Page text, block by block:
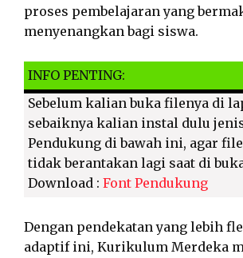
proses pembelajaran yang
menyenangkan bagi siswa.
INFO PENTING:
Sebelum kalian buka filenya di
sebaiknya kalian instal dulu
Pendukung di bawah ini, agar
tidak berantakan lagi saat di
Download : Font Pendukung
Dengan pendekatan yang lebih
adaptif ini, Kurikulum Merdeka